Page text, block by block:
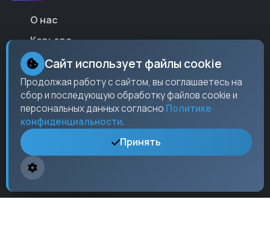
О нас
Карьера
Партнеры
Контакты
Пресс-центр
Контакты
Москва,
+7 (495) 123-45-67
Сайт использует файлы cookie
Продолжая работу с сайтом, вы соглашаетесь на
сбор и последующую обработку файлов cookie и
персональных данных согласно Политике
конфиденциальности.
Принять